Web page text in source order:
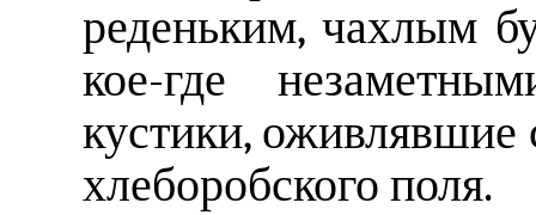
реденьким, чахлым
кое-где
кустики,
хлеборобского поля.